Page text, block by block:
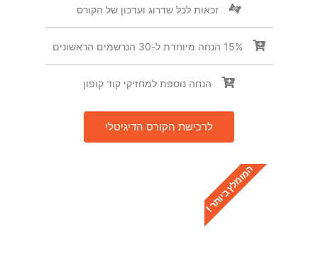
זכאות לכל שדרוג ועדכון של הקורס
15% הנחה מיוחדת ל-30 הנרשמים הראשונים
הנחה נוספת למחזיקי קוד קופון
לרכישת הקורס הדיגיטלי
המומלץ ביותר !קורס אונליין בזום
יסודות העצמת משתמשים עם תרגול אישי